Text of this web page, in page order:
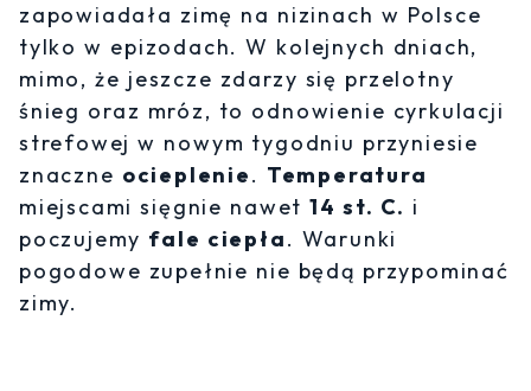
zapowiadała zimę na nizinach w Polsce
tylko w epizodach. W kolejnych dniach,
mimo, że jeszcze zdarzy się przelotny
śnieg oraz mróz, to odnowienie cyrkulacji
strefowej w nowym tygodniu przyniesie
znaczne ocieplenie. Temperatura
miejscami sięgnie nawet14 st. C. i
poczujemy fale ciepła. Warunki
pogodowe zupełnie nie będą przypominać
zimy.